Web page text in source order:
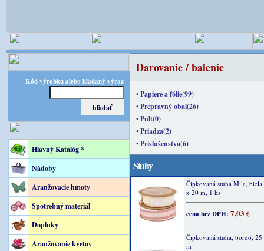
Kód výrobku alebo hľadaný výraz
Hlavný Katalóg *
Nádoby
Aranžovacie hmoty
Spotrebný materiál
Doplnky
Aranžovanie kvetov
Darovanie / balenie
• Papiere a fólie(99)
• Prepravný obal(26)
• Pult(0)
• Priadza(2)
• Príslušenstva(6)
Stuhy
Čipkovaná stuha Mila,
x 20 m, 1 ks
cena bez DPH: 7,03 €
Čipkovaná stuha, bordó,
m